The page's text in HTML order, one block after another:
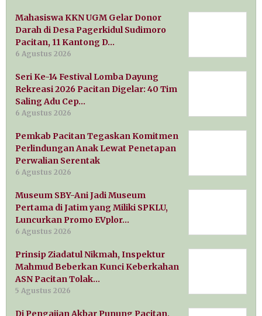
Mahasiswa KKN UGM Gelar Donor
Darah di Desa Pagerkidul Sudimoro
Pacitan, 11 Kantong D…
6 Agustus 2026
Seri Ke-14 Festival Lomba Dayung
Rekreasi 2026 Pacitan Digelar: 40 Tim
Saling Adu Cep…
6 Agustus 2026
Pemkab Pacitan Tegaskan Komitmen
Perlindungan Anak Lewat Penetapan
Perwalian Serentak
6 Agustus 2026
Museum SBY-Ani Jadi Museum
Pertama di Jatim yang Miliki SPKLU,
Luncurkan Promo EVplor…
6 Agustus 2026
Prinsip Ziadatul Nikmah, Inspektur
Mahmud Beberkan Kunci Keberkahan
ASN Pacitan Tolak…
5 Agustus 2026
Di Pengajian Akbar Punung Pacitan,